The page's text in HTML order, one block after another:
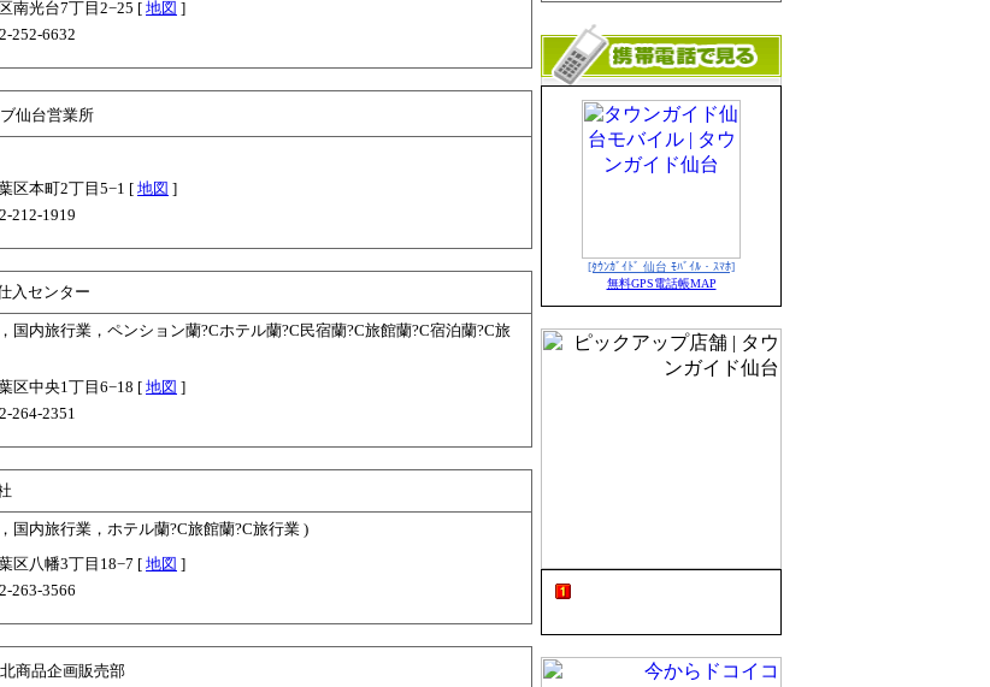
[ﾀｳﾝｶﾞｲﾄﾞ 仙台 ﾓﾊﾞｲﾙ・ｽﾏﾎ]
無料GPS電話帳MAP
南光台7丁目2−25 [地図 ]
252-6632
仙台営業所
区本町2丁目5−1 [ 地図 ]
212-1919
入センター
国内旅行業，ペンション蘭?Cホテル蘭?C民宿蘭?C旅館蘭?C宿泊蘭?C旅
区中央1丁目6−18 [地図 ]
264-2351
国内旅行業，ホテル蘭?C旅館蘭?C旅行業 )
区八幡3丁目18−7 [地図 ]
263-3566
商品企画販売部